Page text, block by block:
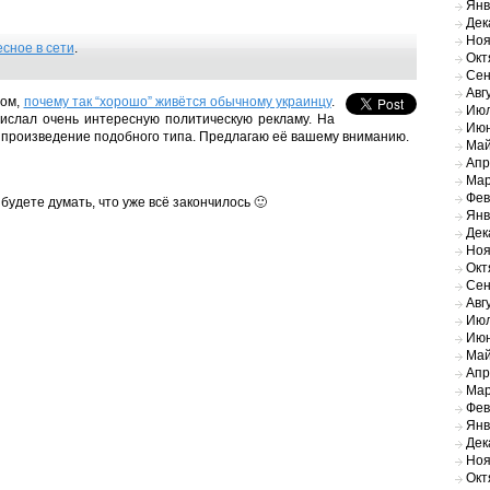
в сети.
почему так “хорошо” живётся обычному украинцу.
очень интересную политическую рекламу. На
подобного типа. Предлагаю её вашему вниманию.
думать, что уже всё закончилось 🙂